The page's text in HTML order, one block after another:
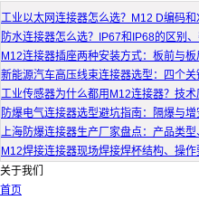
工业以太网连接器怎么选？M12 D编码和
防水连接器怎么选？IP67和IP68的区别
M12连接器插座两种安装方式：板前与板
新能源汽车高压线束连接器选型：四个关
工业传感器为什么都用M12连接器？技术
防爆电气连接器选型避坑指南：隔爆与增
上海防爆连接器生产厂家盘点：产品类型
M12焊接连接器现场焊接焊杯结构、操作
关于我们
首页